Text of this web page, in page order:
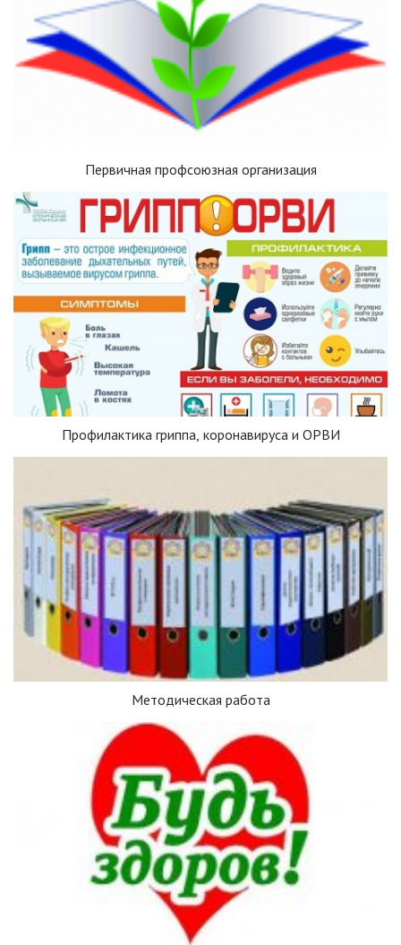
Первичная профсоюзная организация
Профилактика гриппа, коронавируса и ОРВИ
Методическая работа